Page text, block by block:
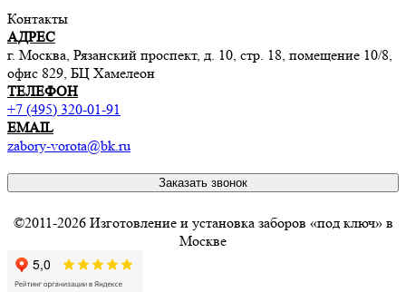
Контакты
АДРЕС
г. Москва, Рязанский проспект, д. 10, стр. 18, помещение 10/8,
офис 829, БЦ Хамелеон
ТЕЛЕФОН
+7 (495) 320-01-91
EMAIL
zabory-vorota@bk.ru
Заказать звонок
©2011-2026 Изготовление и установка заборов «под ключ» в
Москве